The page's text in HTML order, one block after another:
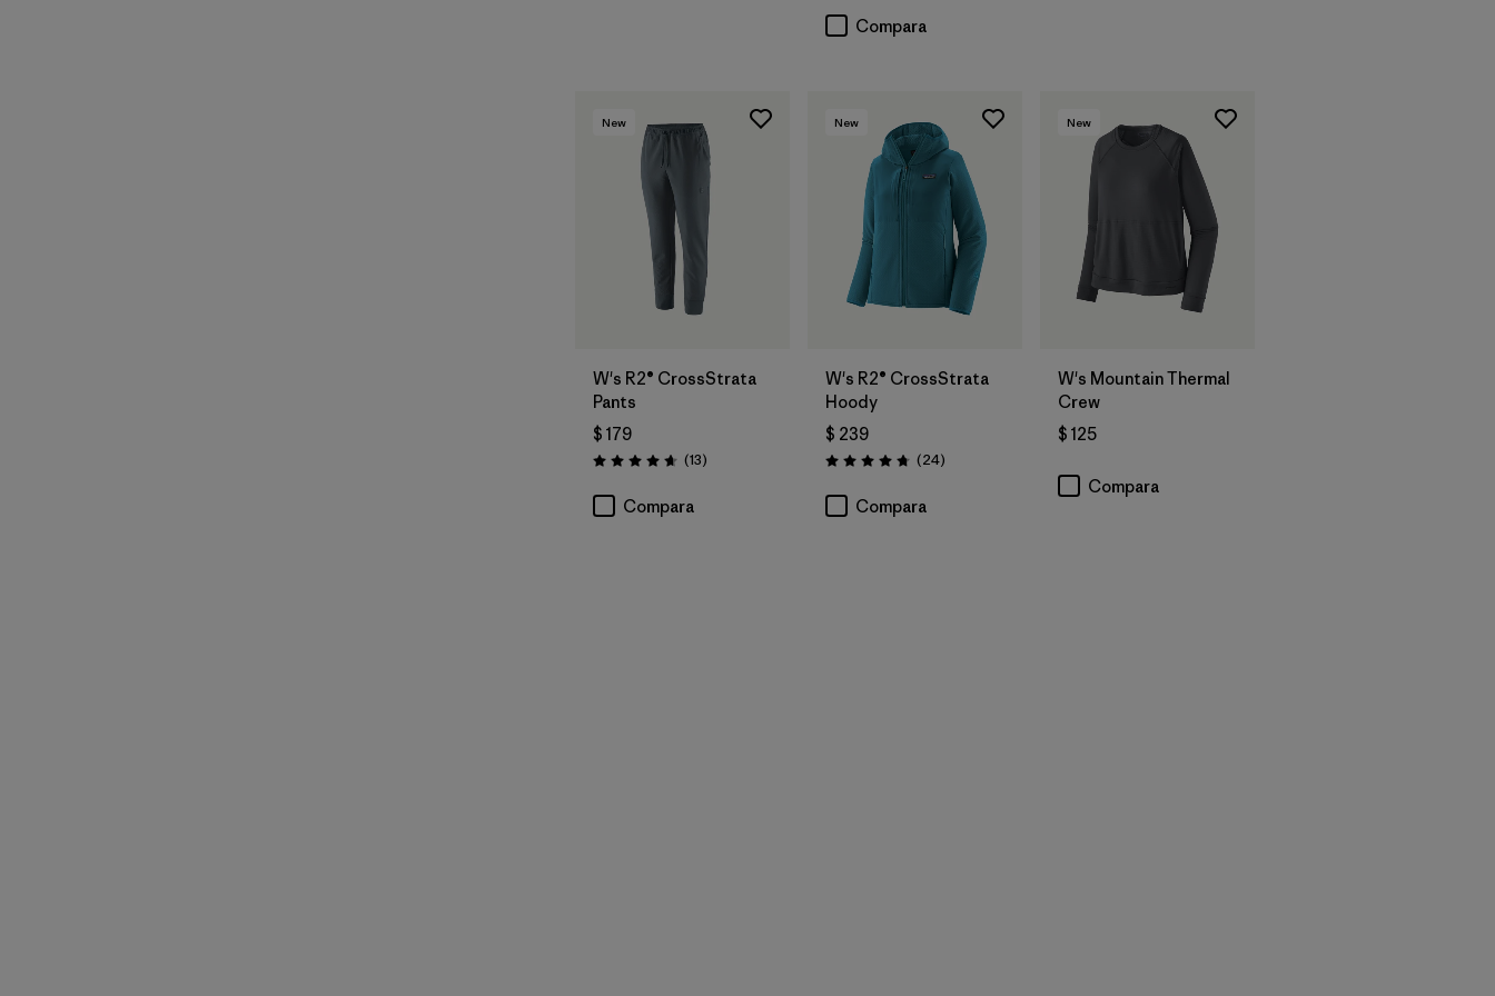
Compara
New
W's R2® CrossStrata
Pants
$ 179
Valoración: 4.7 / 5
(13Comentarios
)
Compara
New
W's R2® CrossStrata
Hoody
$ 239
Valoración: 4.8 / 5
(24Comentarios
)
Compara
New
W's Mountain Thermal
Crew
$ 125
Compara